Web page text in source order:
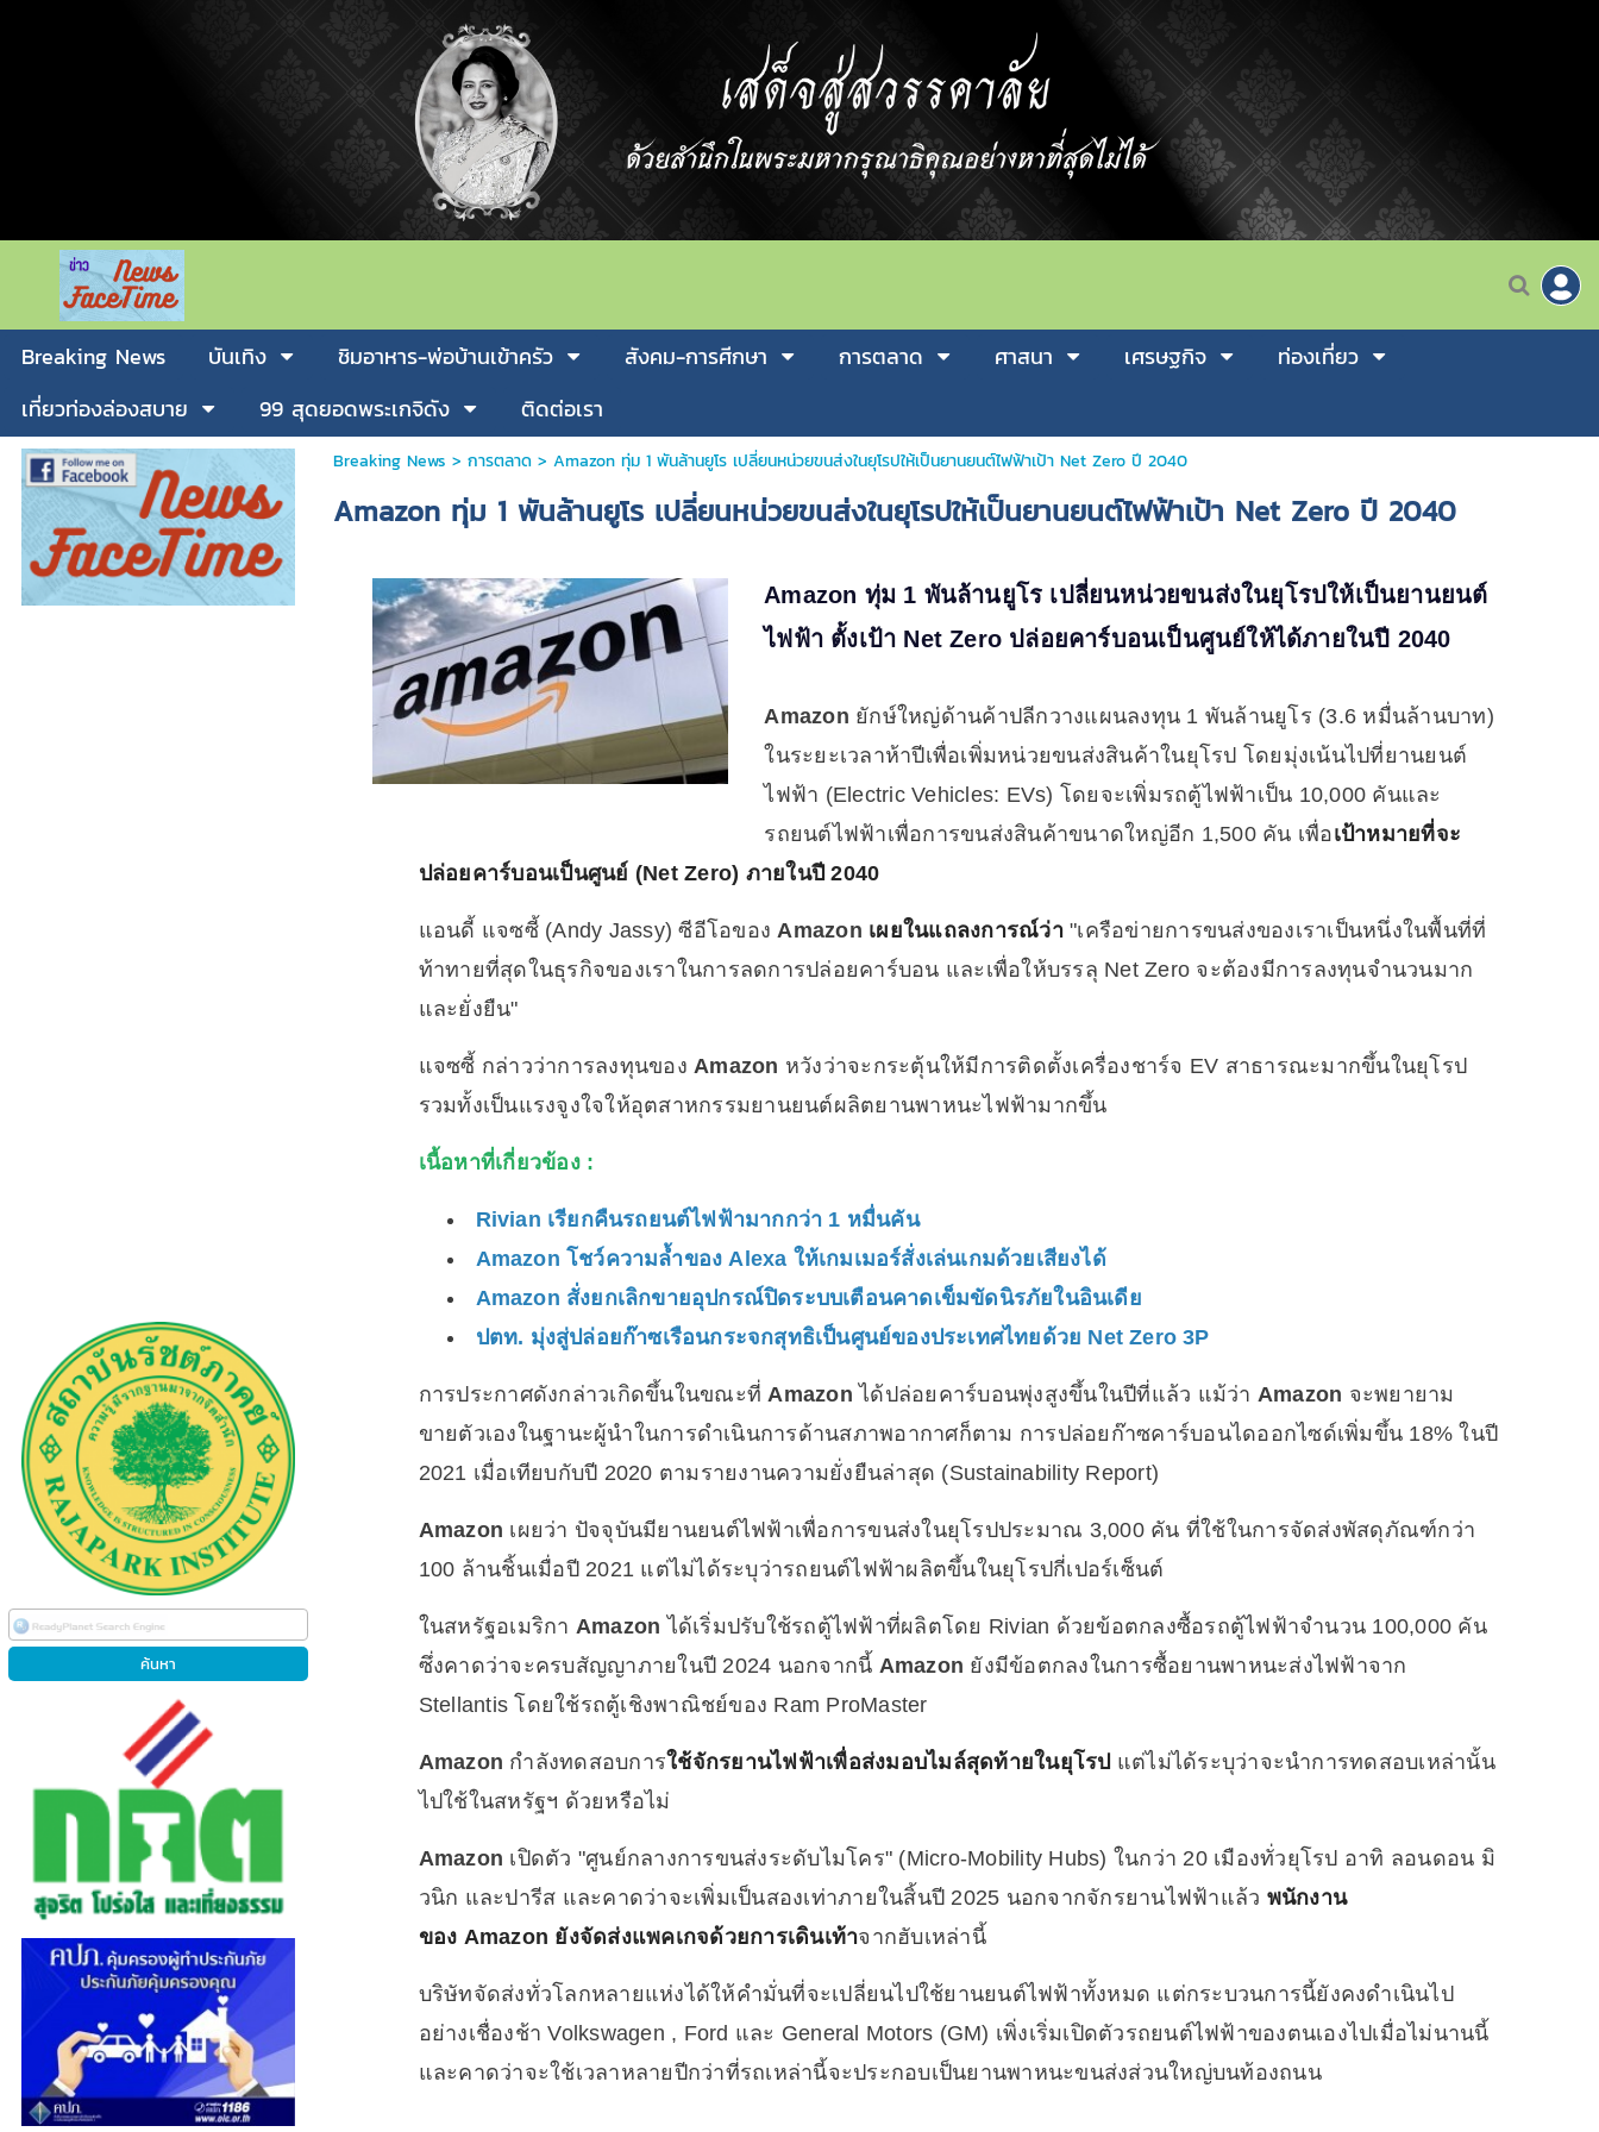
Breaking News บันเทิง ชิมอาหาร-พ่อบ้านเข้าครัว สังคม-การศีกษา การตลาด ศาสนา เศรษฐกิจ
ท่องเที่ยว
เที่ยวท่องล่องสบาย
99 สุดยอดพระเกจิดัง ติดต่อเรา
Breaking News > การตลาด> Amazon ทุ่ม 1 พันล้านยูโร เปลี่ยนหน่วยขนส่งในยุโรปให้เป็นยานยนต์ไฟฟ้าเป้า Net Zero ปี 2040
Amazon ทุ่ม 1 พันล้านยูโร เปลี่ยนหน่วยขนส่งในยุโรปให้เป็นยานยนต์ไฟฟ้าเป้า Net Zero ปี 2040
Amazon ทุ่ม 1 พันล้านยูโร เปลี่ยนหน่วยขนส่งในยุโรปให้เป็นยานยนต์
ไฟฟ้า ตั้งเป้า Net Zero ปล่อยคาร์บอนเป็นศูนย์ให้ได้ภายในปี 2040
Amazon ยักษ์ใหญ่ด้านค้าปลีกวางแผนลงทุน 1 พันล้านยูโร (3.6 หมื่นล้านบาท)
ในระยะเวลาห้าปีเพื่อเพิ่มหน่วยขนส่งสินค้าในยุโรป โดยมุ่งเน้นไปที่ยานยนต์
ไฟฟ้า (Electric Vehicles: EVs) โดยจะเพิ่มรถตู้ไฟฟ้าเป็น 10,000 คันและ
รถยนต์ไฟฟ้าเพื่อการขนส่งสินค้าขนาดใหญ่อีก 1,500 คัน เพื่อเป้าหมายที่จะ
ปล่อยคาร์บอนเป็นศูนย์ (Net Zero) ภายในปี 2040
แอนดี้ แจซซี้ (Andy Jassy) ซีอีโอของAmazon เผยในแถลงการณ์ว่า"เครือข่ายการขนส่งของเราเป็นหนึ่งในพื้นที่ที่
ท้าทายที่สุดในธุรกิจของเราในการลดการปล่อยคาร์บอน และเพื่อให้บรรลุ Net Zero จะต้องมีการลงทุนจำนวนมาก
และยั่งยืน"
แจซซี้ กล่าวว่าการลงทุนของAmazon หวังว่าจะกระตุ้นให้มีการติดตั้งเครื่องชาร์จ EV สาธารณะมากขึ้นในยุโรป
รวมทั้งเป็นแรงจูงใจให้อุตสาหกรรมยานยนต์ผลิตยานพาหนะไฟฟ้ามากขึ้น
เนื้อหาที่เกี่ยวข้อง :
Rivian เรียกคืนรถยนต์ไฟฟ้ามากกว่า 1 หมื่นคัน
Amazon โชว์ความล้ำของ Alexa ให้เกมเมอร์สั่งเล่นเกมด้วยเสียงได้
Amazon สั่งยกเลิกขายอุปกรณ์ปิดระบบเตือนคาดเข็มขัดนิรภัยในอินเดีย
ปตท. มุ่งสู่ปล่อยก๊าซเรือนกระจกสุทธิเป็นศูนย์ของประเทศไทยด้วย Net Zero 3P
การประกาศดังกล่าวเกิดขึ้นในขณะที่Amazon ได้ปล่อยคาร์บอนพุ่งสูงขึ้นในปีที่แล้ว แม้ว่า Amazon จะพยายาม
ขายตัวเองในฐานะผู้นำในการดำเนินการด้านสภาพอากาศก็ตาม การปล่อยก๊าซคาร์บอนไดออกไซด์เพิ่มขึ้น 18% ในปี
2021 เมื่อเทียบกับปี 2020 ตามรายงานความยั่งยืนล่าสุด (Sustainability Report)
Amazon เผยว่า ปัจจุบันมียานยนต์ไฟฟ้าเพื่อการขนส่งในยุโรปประมาณ 3,000 คัน ที่ใช้ในการจัดส่งพัสดุภัณฑ์กว่า
100 ล้านชิ้นเมื่อปี 2021 แต่ไม่ได้ระบุว่ารถยนต์ไฟฟ้าผลิตขึ้นในยุโรปกี่เปอร์เซ็นต์
ในสหรัฐอเมริกา Amazon ได้เริ่มปรับใช้รถตู้ไฟฟ้าที่ผลิตโดย Rivian ด้วยข้อตกลงซื้อรถตู้ไฟฟ้าจำนวน 100,000 คัน
ซึ่งคาดว่าจะครบสัญญาภายในปี 2024 นอกจากนี้ Amazon ยังมีข้อตกลงในการซื้อยานพาหนะส่งไฟฟ้าจาก
Stellantis โดยใช้รถตู้เชิงพาณิชย์ของ Ram ProMaster
Amazon กำลังทดสอบการใช้จักรยานไฟฟ้าเพื่อส่งมอบไมล์สุดท้ายในยุโรป แต่ไม่ได้ระบุว่าจะนำการทดสอบเหล่านั้น
ไปใช้ในสหรัฐฯ ด้วยหรือไม่
Amazon เปิดตัว "ศูนย์กลางการขนส่งระดับไมโคร" (Micro-Mobility Hubs) ในกว่า 20 เมืองทั่วยุโรป อาทิ ลอนดอน มิ
วนิก และปารีส และคาดว่าจะเพิ่มเป็นสองเท่าภายในสิ้นปี 2025 นอกจากจักรยานไฟฟ้าแล้ว พนักงาน
ของ Amazon ยังจัดส่งแพคเกจด้วยการเดินเท้าจากฮับเหล่านี้
บริษัทจัดส่งทั่วโลกหลายแห่งได้ให้คำมั่นที่จะเปลี่ยนไปใช้ยานยนต์ไฟฟ้าทั้งหมด แต่กระบวนการนี้ยังคงดำเนินไป
อย่างเชื่องช้า Volkswagen , Ford และ General Motors (GM) เพิ่งเริ่มเปิดตัวรถยนต์ไฟฟ้าของตนเองไปเมื่อไม่นานนี้
และคาดว่าจะใช้เวลาหลายปีกว่าที่รถเหล่านี้จะประกอบเป็นยานพาหนะขนส่งส่วนใหญ่บนท้องถนน